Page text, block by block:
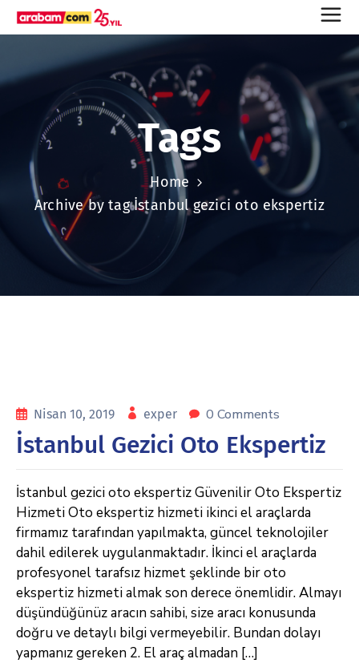
Tags
Home
Archive by tag İstanbul gezici oto ekspertiz
Nisan 10, 2019 exper 0 Comments
İstanbul Gezici Oto Ekspertiz
İstanbul gezici oto ekspertiz Güvenilir Oto Ekspertiz
Hizmeti Oto ekspertiz hizmeti ikinci el araçlarda
firmamız tarafından yapılmakta, güncel teknolojiler
dahil edilerek uygulanmaktadır. İkinci el araçlarda
profesyonel tarafsız hizmet şeklinde bir oto
ekspertiz hizmeti almak son derece önemlidir. Almayı
düşündüğünüz aracın sahibi, size aracı konusunda
doğru ve detaylı bilgi vermeyebilir. Bundan dolayı
yapmanız gereken 2. El araç almadan […]